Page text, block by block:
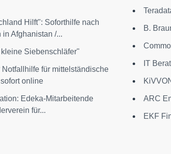
Hilft": Soforthilfe nach
Afghanistan /...
Siebenschläfer"
für mittelständische
online
Edeka-Mitarbeitende
für...
B.
IT
ARC
EKF